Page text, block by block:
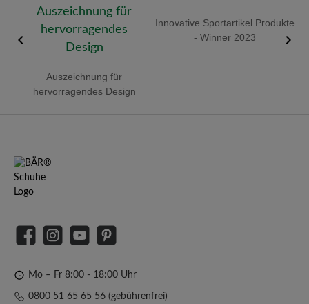
Auszeichnung für
hervorragendes Design
Innovative Sportartikel Produkte
- Winner 2023
FacebookInstagramYouTubePinterest
Mo – Fr 8:00 - 18:00 Uhr
0800 51 65 65 56 (gebührenfrei)